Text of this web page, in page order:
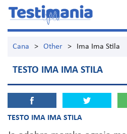
Cana > Other > Ima Ima Stila
TESTO IMA IMA STILA
TESTO IMA IMA STILA